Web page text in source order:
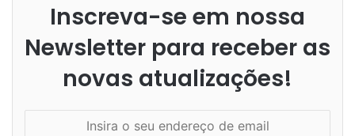
Inscreva-se em nossa
Newsletter para receber as
novas atualizações!